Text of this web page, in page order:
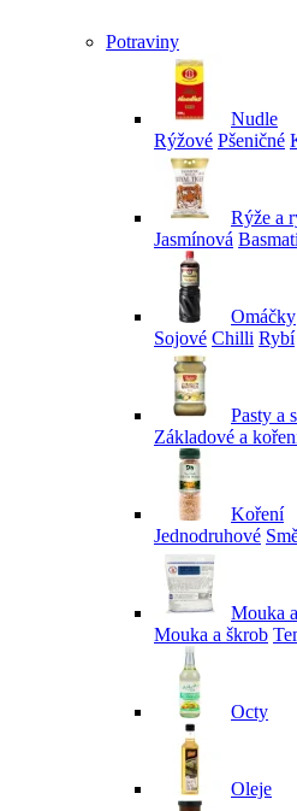
Potraviny
Nudle
Rýžové Pšeničné
Rýže a
Jasmínová Basmati
Omáčky
Sojové Chilli Rybí
Pasty a
Základové a
Koření
Jednodruhové
Mouka
Mouka a škrob
Octy
Oleje